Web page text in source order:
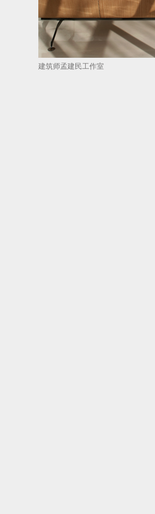
建筑师孟建民工作室